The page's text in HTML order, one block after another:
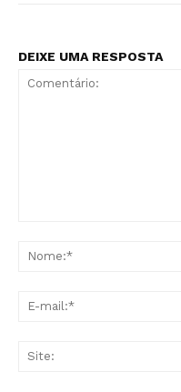
DEIXE UMA RESPOSTA